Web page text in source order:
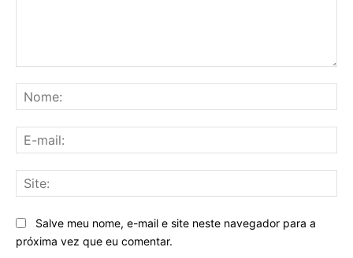
Salve meu nome, e-mail e site neste navegador para a
próxima vez que eu comentar.